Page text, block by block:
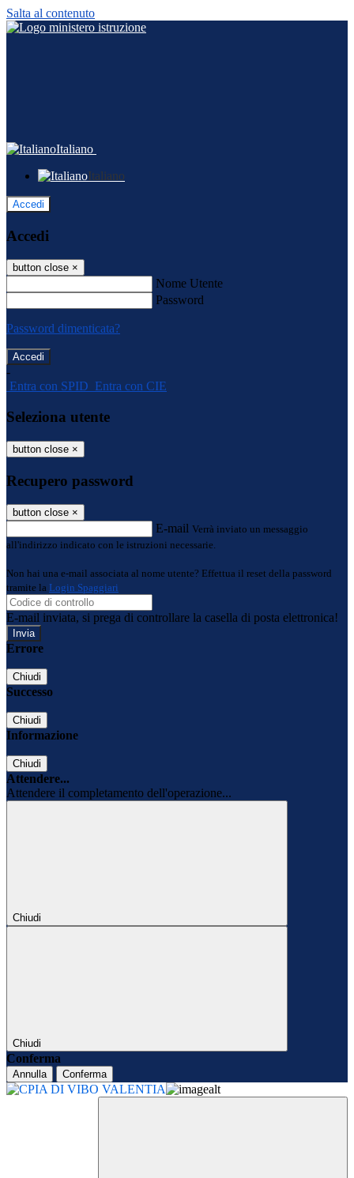
Salta al contenuto
Italiano
Italiano
Accedi
Accedi
button close ×
Nome Utente
Password
Password dimenticata?
-
Entra con SPID Entra con CIE
Seleziona utente
button close ×
Recupero password
button close ×
E-mail Verrà inviato un messaggio
all'indirizzo indicato con le istruzioni necessarie.
Non hai una e-mail associata al nome utente? Effettua il reset della password
tramite la Login Spaggiari
E-mail inviata, si prega di controllare la casella di posta elettronica!
Errore
Chiudi
Successo
Chiudi
Informazione
Chiudi
Attendere...
Attendere il completamento dell'operazione...
Chiudi
Chiudi
Conferma
Annulla Conferma